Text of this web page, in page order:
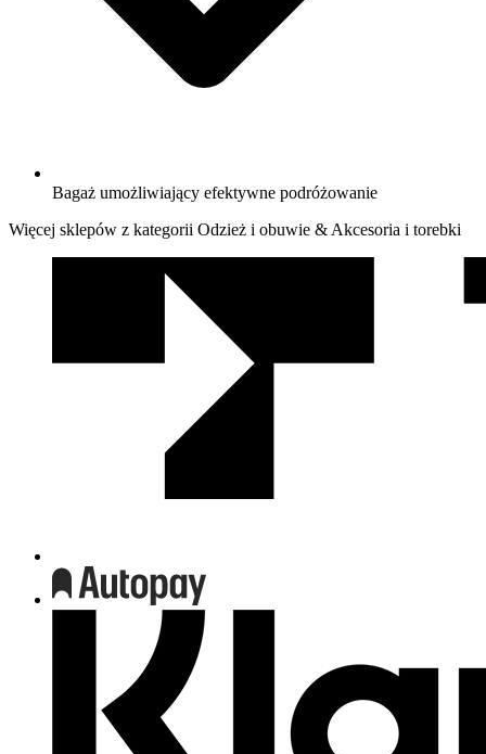
Bagaż umożliwiający efektywne podróżowanie
Więcej sklepów z kategorii Odzież i obuwie & Akcesoria i torebki